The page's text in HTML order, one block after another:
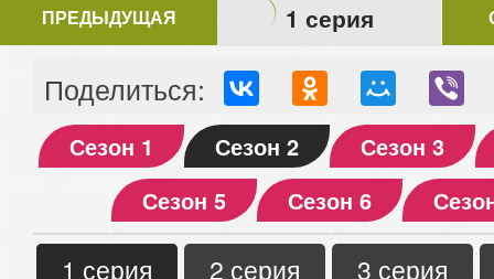
ПРЕДЫДУЩАЯ 1 серия
Поделиться:
Сезон 1 Сезон 2
Сезон 3
Сезон 5
Сезон 6
1 серия 2 серия
3 серия